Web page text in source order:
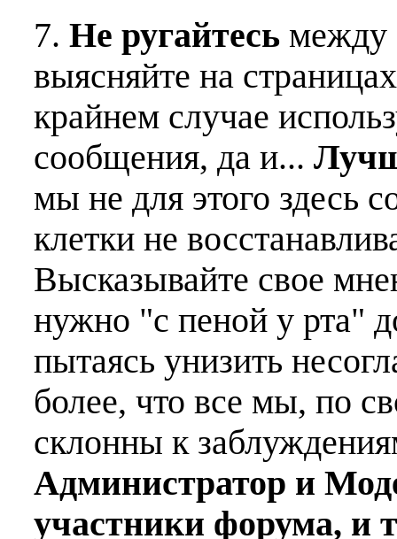
7. Не ругайтесь между
выясняйте на
крайнем случае
сообщения, да и...
мы не для этого здесь
клетки не
Высказывайте свое
нужно "с пеной у рта"
пытаясь унизить
более, что все мы, по
склонны к
Администратор и
участники форума, и